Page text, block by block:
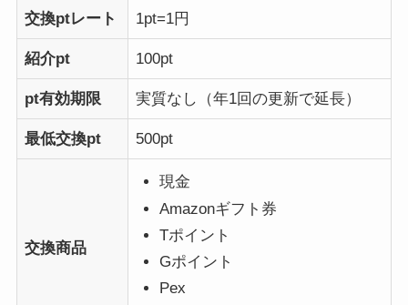
交換ptレート 1pt=1円
紹介pt 100pt
pt有効期限 実質なし（年1回の更新で延長）
最低交換pt 500pt
交換商品
現金
Amazonギフト券
Tポイント
Gポイント
Pex